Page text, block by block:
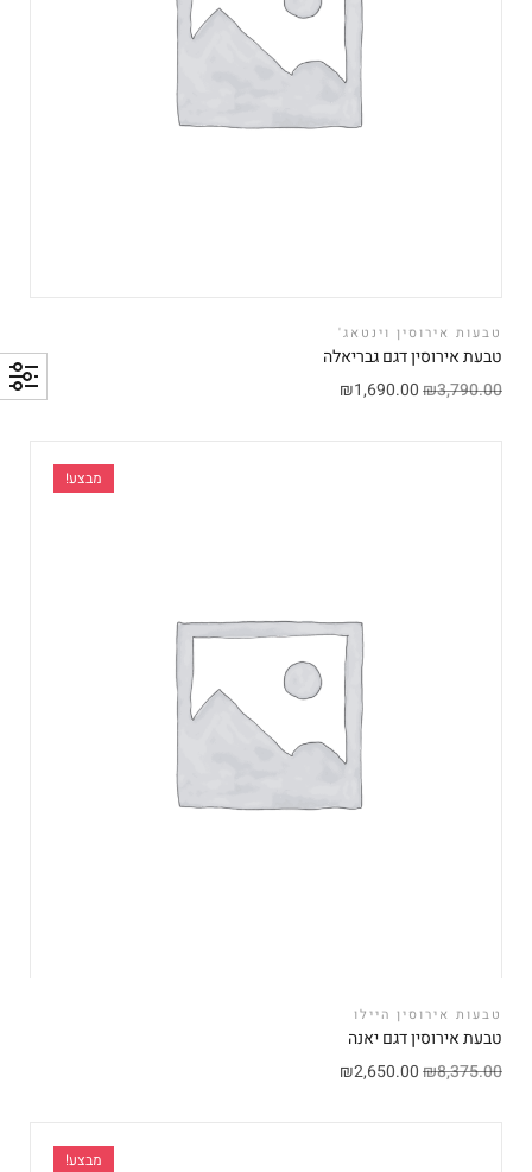
טבעות אירוסין וינטאג'
טבעת אירוסין דגם גבריאלה
₪3,790.00
₪1,690.00
מבצע!
טבעות אירוסין היילו
טבעת אירוסין דגם יאנה
₪8,375.00
₪2,650.00
מבצע!